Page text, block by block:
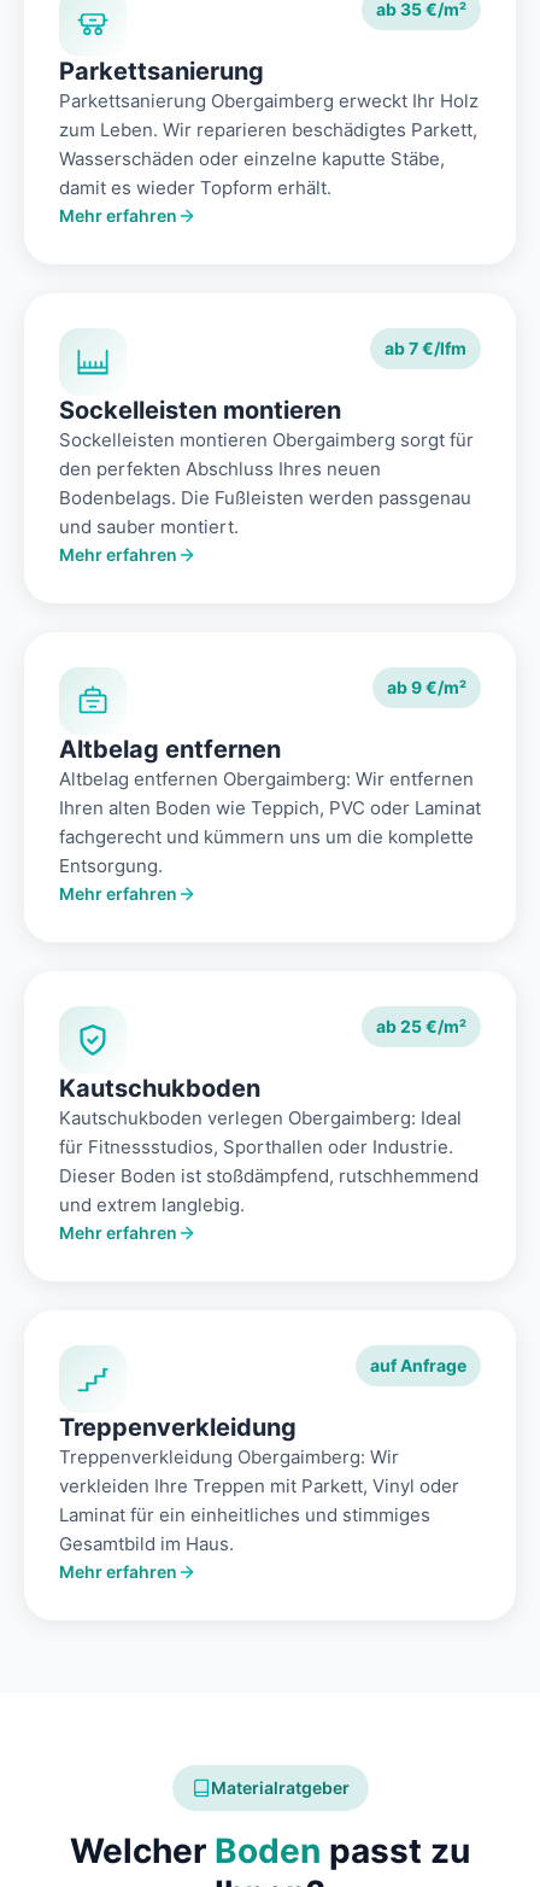
ab 35 €/m²
Parkettsanierung
Parkettsanierung Obergaimberg erweckt Ihr Holz
zum Leben. Wir reparieren beschädigtes Parkett,
Wasserschäden oder einzelne kaputte Stäbe,
damit es wieder Topform erhält.
Mehr erfahren
ab 7 €/lfm
Sockelleisten montieren
Sockelleisten montieren Obergaimberg sorgt für
den perfekten Abschluss Ihres neuen
Bodenbelags. Die Fußleisten werden passgenau
und sauber montiert.
Mehr erfahren
ab 9 €/m²
Altbelag entfernen
Altbelag entfernen Obergaimberg: Wir entfernen
Ihren alten Boden wie Teppich, PVC oder Laminat
fachgerecht und kümmern uns um die komplette
Entsorgung.
Mehr erfahren
ab 25 €/m²
Kautschukboden
Kautschukboden verlegen Obergaimberg: Ideal
für Fitnessstudios, Sporthallen oder Industrie.
Dieser Boden ist stoßdämpfend, rutschhemmend
und extrem langlebig.
Mehr erfahren
auf Anfrage
Treppenverkleidung
Treppenverkleidung Obergaimberg: Wir
verkleiden Ihre Treppen mit Parkett, Vinyl oder
Laminat für ein einheitliches und stimmiges
Gesamtbild im Haus.
Mehr erfahren
Materialratgeber
Welcher Boden passt zu